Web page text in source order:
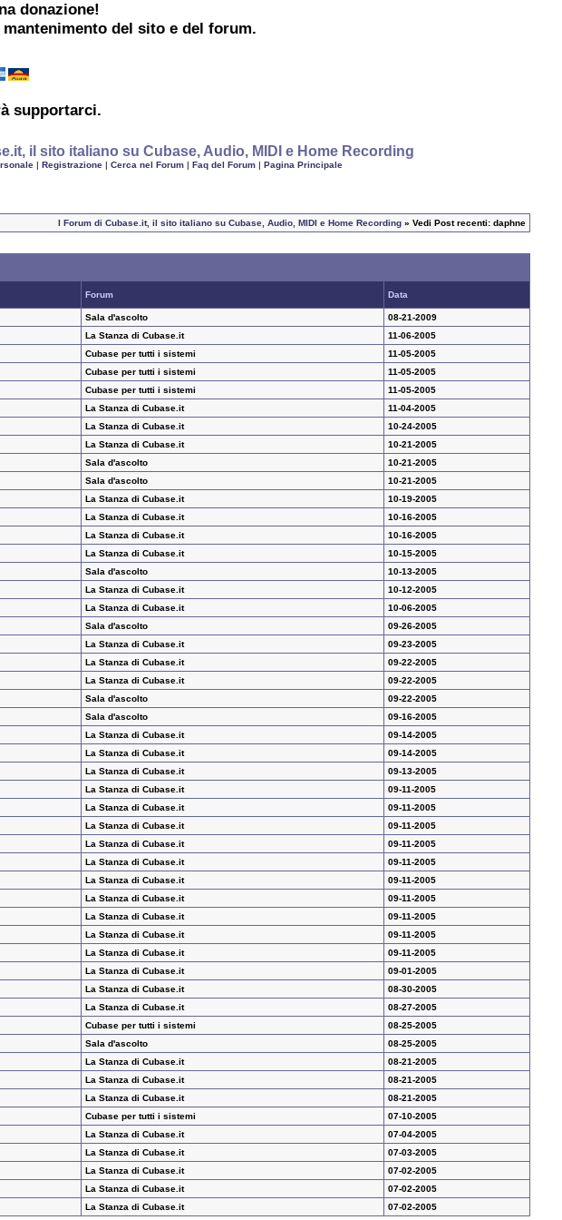
donazione!
del sito e del forum.
supportarci.
il sito italiano su Cubase, Audio, MIDI e Home Recording
| Registrazione| Cerca nel Forum| Faq del Forum| Pagina Principale
I Forum di Cubase.it, il sito italiano su Cubase, Audio, MIDI e Home Recording » Vedi Post recenti: daphne
Forum Data
Sala d'ascolto
08-21-2009
La Stanza di Cubase.it
11-06-2005
Cubase per tutti i sistemi
11-05-2005
Cubase per tutti i sistemi
11-05-2005
Cubase per tutti i sistemi
11-05-2005
La Stanza di Cubase.it
11-04-2005
La Stanza di Cubase.it
10-24-2005
La Stanza di Cubase.it
10-21-2005
Sala d'ascolto
10-21-2005
Sala d'ascolto
10-21-2005
La Stanza di Cubase.it
10-19-2005
La Stanza di Cubase.it
10-16-2005
La Stanza di Cubase.it
10-16-2005
La Stanza di Cubase.it
10-15-2005
Sala d'ascolto
10-13-2005
La Stanza di Cubase.it
10-12-2005
La Stanza di Cubase.it
10-06-2005
Sala d'ascolto
09-26-2005
La Stanza di Cubase.it
09-23-2005
La Stanza di Cubase.it
09-22-2005
La Stanza di Cubase.it
09-22-2005
Sala d'ascolto
09-22-2005
Sala d'ascolto
09-16-2005
La Stanza di Cubase.it
09-14-2005
La Stanza di Cubase.it
09-14-2005
La Stanza di Cubase.it
09-13-2005
La Stanza di Cubase.it
09-11-2005
La Stanza di Cubase.it
09-11-2005
La Stanza di Cubase.it
09-11-2005
La Stanza di Cubase.it
09-11-2005
La Stanza di Cubase.it
09-11-2005
La Stanza di Cubase.it
09-11-2005
La Stanza di Cubase.it
09-11-2005
La Stanza di Cubase.it
09-11-2005
La Stanza di Cubase.it
09-11-2005
La Stanza di Cubase.it
09-11-2005
La Stanza di Cubase.it
09-01-2005
La Stanza di Cubase.it
08-30-2005
La Stanza di Cubase.it
08-27-2005
Cubase per tutti i sistemi
08-25-2005
Sala d'ascolto
08-25-2005
La Stanza di Cubase.it
08-21-2005
La Stanza di Cubase.it
08-21-2005
La Stanza di Cubase.it
08-21-2005
Cubase per tutti i sistemi
07-10-2005
La Stanza di Cubase.it
07-04-2005
La Stanza di Cubase.it
07-03-2005
La Stanza di Cubase.it
07-02-2005
La Stanza di Cubase.it
07-02-2005
La Stanza di Cubase.it 07-02-2005